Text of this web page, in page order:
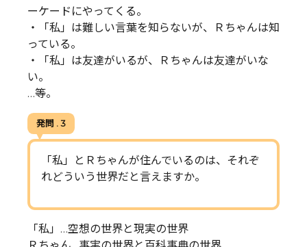
ーケードにやってくる。
・「私」は難しい言葉を知らないが、Ｒちゃんは知
っている。
・「私」は友達がいるが、Ｒちゃんは友達がいな
い。
…等。
発問 . 3
「私」とＲちゃんが住んでいるのは、それぞ
れどういう世界だと言えますか。
「私」…空想の世界と現実の世界